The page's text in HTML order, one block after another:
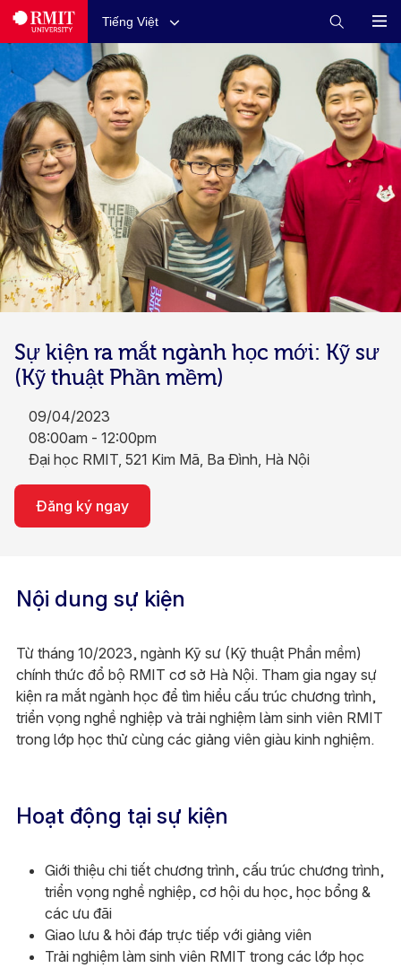
Tiếng Việt
Sự kiện ra mắt ngành học mới: Kỹ sư
(Kỹ thuật Phần mềm)
09/04/2023
08:00am - 12:00pm
Đại học RMIT, 521 Kim Mã, Ba Đình, Hà Nội
Đăng ký ngay
Nội dung sự kiện
Từ tháng 10/2023, ngành Kỹ sư (Kỹ thuật Phần mềm)
chính thức đổ bộ RMIT cơ sở Hà Nội. Tham gia ngay sự
kiện ra mắt ngành học để tìm hiểu cấu trúc chương trình,
triển vọng nghề nghiệp và trải nghiệm làm sinh viên RMIT
trong lớp học thử cùng các giảng viên giàu kinh nghiệm.
Hoạt động tại sự kiện
Giới thiệu chi tiết chương trình, cấu trúc chương trình,
triển vọng nghề nghiệp, cơ hội du học, học bổng &
các ưu đãi
Giao lưu & hỏi đáp trực tiếp với giảng viên
Trải nghiệm làm sinh viên RMIT trong các lớp học